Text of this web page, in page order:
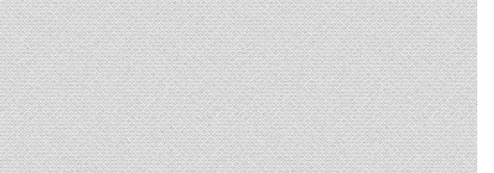
TN 5013
CẶP HỌC SINH MS:
TN 5012